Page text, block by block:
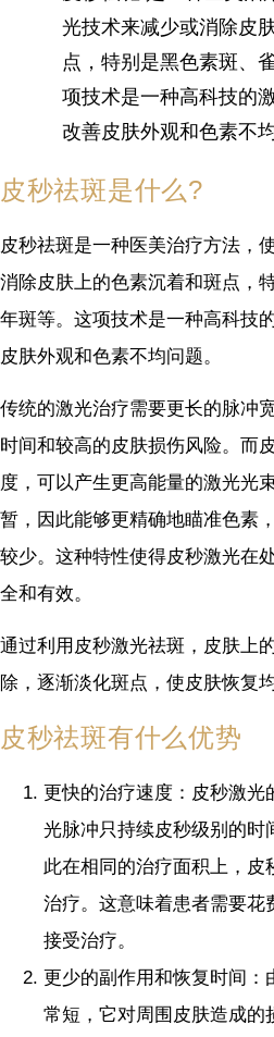
光技术来减少或消除皮
点，特别是黑色素斑、
项技术是一种高科技的
改善皮肤外观和色素不均
皮秒祛斑是什么?
皮秒祛斑是一种医美治疗方法，
消除皮肤上的色素沉着和斑点，
年斑等。这项技术是一种高科技
皮肤外观和色素不均问题。
传统的激光治疗需要更长的脉冲
时间和较高的皮肤损伤风险。而
度，可以产生更高能量的激光光
暂，因此能够更精确地瞄准色素
较少。这种特性使得皮秒激光在
全和有效。
通过利用皮秒激光祛斑，皮肤上
除，逐渐淡化斑点，使皮肤恢复
皮秒祛斑有什么优势
更快的治疗速度：皮秒激光
光脉冲只持续皮秒级别的时
此在相同的治疗面积上，
治疗。这意味着患者需要花
接受治疗。
更少的副作用和恢复时间：
常短，它对周围皮肤造成的